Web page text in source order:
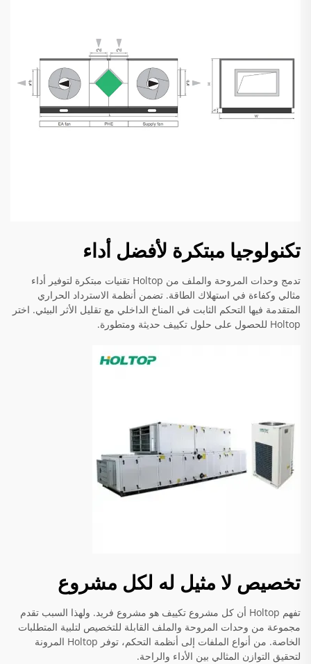
تكنولوجيا مبتكرة لأفضل أداء
تدمج وحدات المروحة والملف من Holtop تقنيات مبتكرة لتوفير أداء
مثالي وكفاءة في استهلاك الطاقة. تضمن أنظمة الاسترداد الحراري
المتقدمة فيها التحكم الثابت في المناخ الداخلي مع تقليل الأثر البيئي. اختر
Holtop للحصول على حلول تكييف حديثة ومتطورة.
تخصيص لا مثيل له لكل مشروع
تفهم Holtop أن كل مشروع تكييف هو مشروع فريد. ولهذا السبب تقدم
مجموعة من وحدات المروحة والملف القابلة للتخصيص لتلبية المتطلبات
الخاصة. من أنواع الملفات إلى أنظمة التحكم، توفر Holtop المرونة
لتحقيق التوازن المثالي بين الأداء والراحة.